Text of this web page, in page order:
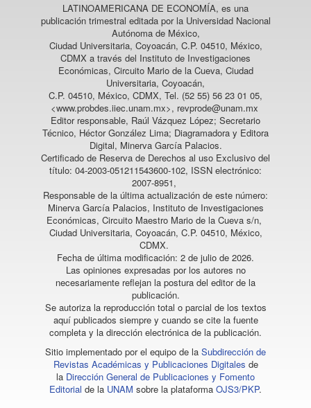
LATINOAMERICANA DE ECONOMÍA, es una
publicación trimestral editada por la Universidad Nacional
Autónoma de México,
Ciudad Universitaria, Coyoacán, C.P. 04510, México,
CDMX a través del Instituto de Investigaciones
Económicas, Circuito Mario de la Cueva, Ciudad
Universitaria, Coyoacán,
C.P. 04510, México, CDMX, Tel. (52 55) 56 23 01 05,
<www.probdes.iiec.unam.mx>, revprode@unam.mx
Editor responsable, Raúl Vázquez López; Secretario
Técnico, Héctor González Lima; Diagramadora y Editora
Digital, Minerva García Palacios.
Certificado de Reserva de Derechos al uso Exclusivo del
título: 04-2003-051211543600-102, ISSN electrónico:
2007-8951,
Responsable de la última actualización de este número:
Minerva García Palacios, Instituto de Investigaciones
Económicas, Circuito Maestro Mario de la Cueva s/n,
Ciudad Universitaria, Coyoacán, C.P. 04510, México,
CDMX.
Fecha de última modificación: 2 de julio de 2026.
Las opiniones expresadas por los autores no
necesariamente reflejan la postura del editor de la
publicación.
Se autoriza la reproducción total o parcial de los textos
aquí publicados siempre y cuando se cite la fuente
completa y la dirección electrónica de la publicación.
Sitio implementado por el equipo de la Subdirección de
Revistas Académicas y Publicaciones Digitales de
la Dirección General de Publicaciones y Fomento
Editorial de la UNAM sobre la plataforma OJS3/PKP.